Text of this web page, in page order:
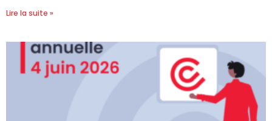
Lire la suite »